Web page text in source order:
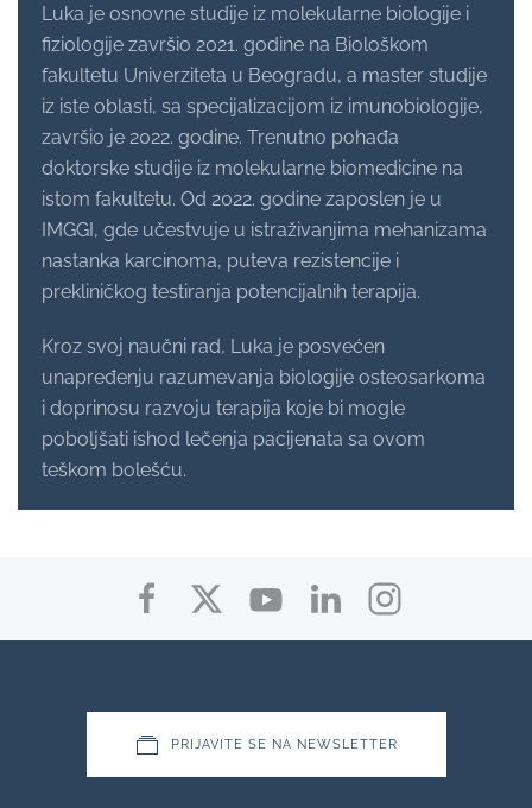
Luka je osnovne studije iz molekularne biologije i
fiziologije završio 2021. godine na Biološkom
fakultetu Univerziteta u Beogradu, a master studije
iz iste oblasti, sa specijalizacijom iz imunobiologije,
završio je 2022. godine. Trenutno pohađa
doktorske studije iz molekularne biomedicine na
istom fakultetu. Od 2022. godine zaposlen je u
IMGGI, gde učestvuje u istraživanjima mehanizama
nastanka karcinoma, puteva rezistencije i
prekliničkog testiranja potencijalnih terapija.
Kroz svoj naučni rad, Luka je posvećen
unapređenju razumevanja biologije osteosarkoma
i doprinosu razvoju terapija koje bi mogle
poboljšati ishod lečenja pacijenata sa ovom
teškom bolešću.
PRIJAVITE SE NA NEWSLETTER